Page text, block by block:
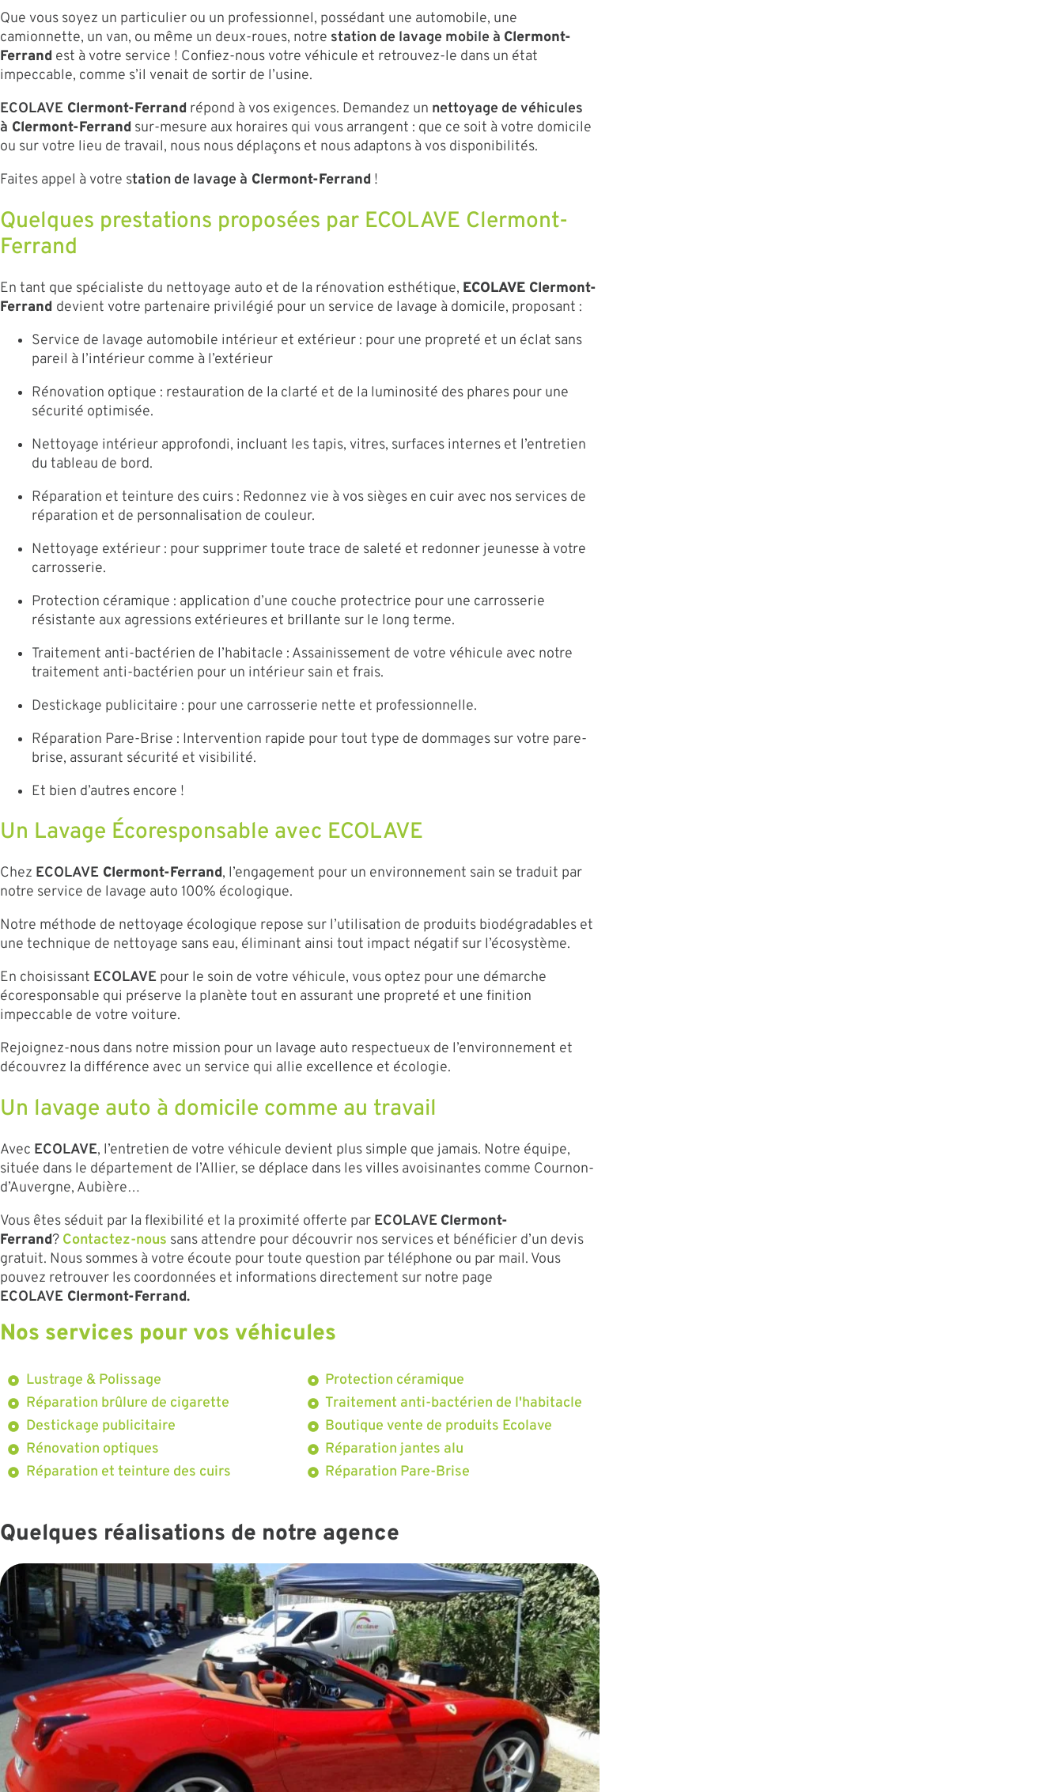
Que vous soyez un particulier ou un professionnel, possédant une automobile, une
camionnette, un van, ou même un deux-roues, notre station de lavage mobile à Clermont-
Ferrand est à votre service ! Confiez-nous votre véhicule et retrouvez-le dans un état
impeccable, comme s’il venait de sortir de l’usine.
ECOLAVE Clermont-Ferrand répond à vos exigences. Demandez un nettoyage de véhicules
à Clermont-Ferrand sur-mesure aux horaires qui vous arrangent : que ce soit à votre domicile
ou sur votre lieu de travail, nous nous déplaçons et nous adaptons à vos disponibilités.
Faites appel à votre station de lavage à Clermont-Ferrand !
Quelques prestations proposées par ECOLAVE Clermont-
Ferrand
En tant que spécialiste du nettoyage auto et de la rénovation esthétique, ECOLAVE Clermont-
Ferrand devient votre partenaire privilégié pour un service de lavage à domicile, proposant :
Service de lavage automobile intérieur et extérieur : pour une propreté et un éclat sans
pareil à l’intérieur comme à l’extérieur
Rénovation optique : restauration de la clarté et de la luminosité des phares pour une
sécurité optimisée.
Nettoyage intérieur approfondi, incluant les tapis, vitres, surfaces internes et l’entretien
du tableau de bord.
Réparation et teinture des cuirs : Redonnez vie à vos sièges en cuir avec nos services de
réparation et de personnalisation de couleur.
Nettoyage extérieur : pour supprimer toute trace de saleté et redonner jeunesse à votre
carrosserie.
Protection céramique : application d’une couche protectrice pour une carrosserie
résistante aux agressions extérieures et brillante sur le long terme.
Traitement anti-bactérien de l’habitacle : Assainissement de votre véhicule avec notre
traitement anti-bactérien pour un intérieur sain et frais.
Destickage publicitaire : pour une carrosserie nette et professionnelle.
Réparation Pare-Brise : Intervention rapide pour tout type de dommages sur votre pare-
brise, assurant sécurité et visibilité.
Et bien d’autres encore !
Un Lavage Écoresponsable avec ECOLAVE
Chez ECOLAVE Clermont-Ferrand, l’engagement pour un environnement sain se traduit par
notre service de lavage auto 100% écologique.
Notre méthode de nettoyage écologique repose sur l’utilisation de produits biodégradables et
une technique de nettoyage sans eau, éliminant ainsi tout impact négatif sur l’écosystème.
En choisissant ECOLAVE pour le soin de votre véhicule, vous optez pour une démarche
écoresponsable qui préserve la planète tout en assurant une propreté et une finition
impeccable de votre voiture.
Rejoignez-nous dans notre mission pour un lavage auto respectueux de l’environnement et
découvrez la différence avec un service qui allie excellence et écologie.
Un lavage auto à domicile comme au travail
Avec ECOLAVE, l’entretien de votre véhicule devient plus simple que jamais. Notre équipe,
située dans le département de l’Allier, se déplace dans les villes avoisinantes comme Cournon-
d’Auvergne, Aubière…
Vous êtes séduit par la flexibilité et la proximité offerte par ECOLAVE Clermont-
Ferrand? Contactez-nous sans attendre pour découvrir nos services et bénéficier d’un devis
gratuit. Nous sommes à votre écoute pour toute question par téléphone ou par mail. Vous
pouvez retrouver les coordonnées et informations directement sur notre page
ECOLAVE Clermont-Ferrand.
Nos services pour vos véhicules
Lustrage & Polissage
Réparation brûlure de cigarette
Destickage publicitaire
Rénovation optiques
Réparation et teinture des cuirs
Protection céramique
Traitement anti-bactérien de l'habitacle
Boutique vente de produits Ecolave
Réparation jantes alu
Réparation Pare-Brise
Quelques réalisations de notre agence